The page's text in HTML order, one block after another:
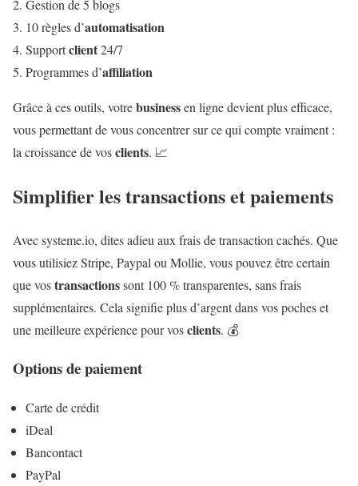
Gestion de 5 blogs
10 règles d’automatisation
Supportclient24/7
Programmes d’affiliation
Grâce à ces outils, votrebusinessen ligne devient plus efficace,
vous permettant de vous concentrer sur ce qui compte vraiment :
la croissance de vosclients. 📈
Simplifier les transactions et paiements
Avec systeme.io, dites adieu aux frais de transaction cachés. Que
vous utilisiez Stripe, Paypal ou Mollie, vous pouvez être certain
que vostransactionssont 100 % transparentes, sans frais
supplémentaires. Cela signifie plus d’argent dans vos poches et
une meilleure expérience pour vosclients. 💰
Options de paiement
Carte de crédit
iDeal
Bancontact
PayPal